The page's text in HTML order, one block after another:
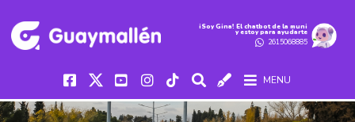
iSoy Gina! El chatbot de la muni
y estoy para ayudarte
2615068885
MENU